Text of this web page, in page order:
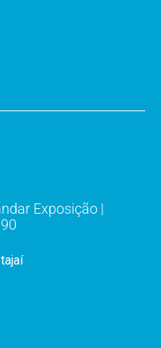
Exposição |